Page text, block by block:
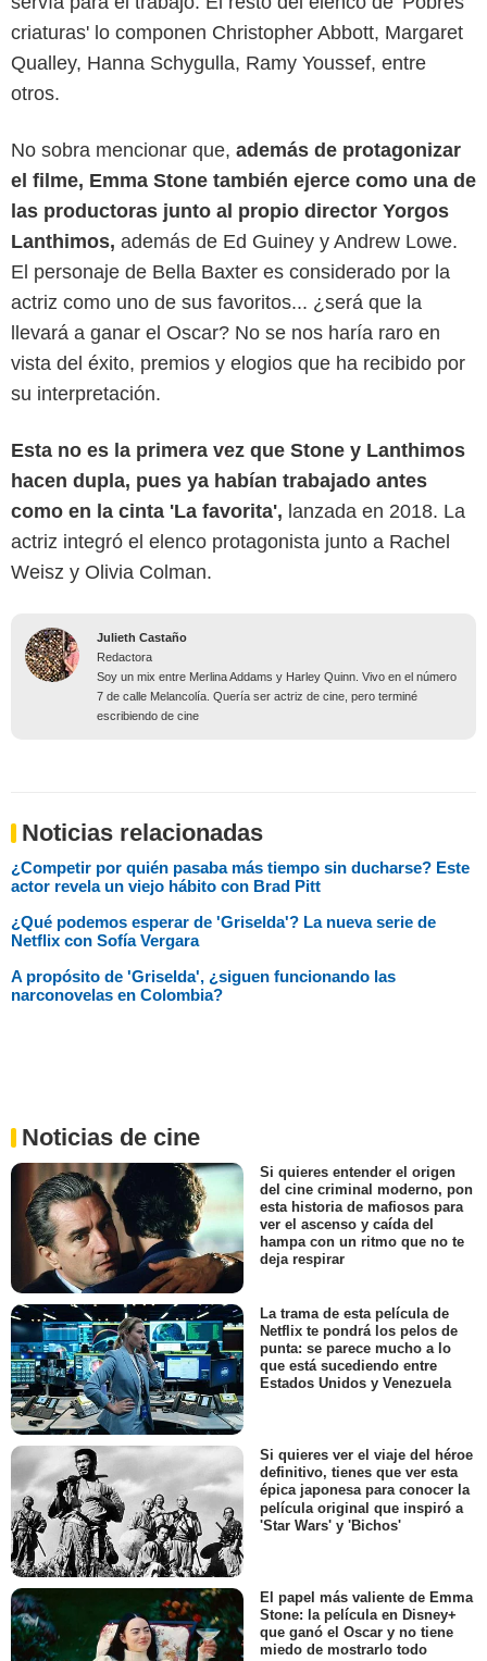
criaturas' lo componen Christopher Abbott, Margaret
Qualley, Hanna Schygulla, Ramy Youssef, entre
otros.
No sobra mencionar que, además de protagonizar
el filme, Emma Stone también ejerce como una de
las productoras junto al propio director Yorgos
Lanthimos, además de Ed Guiney y Andrew Lowe.
El personaje de Bella Baxter es considerado por la
actriz como uno de sus favoritos... ¿será que la
llevará a ganar el Oscar? No se nos haría raro en
vista del éxito, premios y elogios que ha recibido por
su interpretación.
Esta no es la primera vez que Stone y Lanthimos
hacen dupla, pues ya habían trabajado antes
como en la cinta 'La favorita', lanzada en 2018. La
actriz integró el elenco protagonista junto a Rachel
Weisz y Olivia Colman.
Julieth Castaño
Redactora
Soy un mix entre Merlina Addams y Harley Quinn. Vivo en el número
7 de calle Melancolía. Quería ser actriz de cine, pero terminé
escribiendo de cine
Noticias relacionadas
¿Competir por quién pasaba más tiempo sin ducharse? Este
actor revela un viejo hábito con Brad Pitt
¿Qué podemos esperar de 'Griselda'? La nueva serie de
Netflix con Sofía Vergara
A propósito de 'Griselda', ¿siguen funcionando las
narconovelas en Colombia?
Noticias de cine
Si quieres entender el origen
del cine criminal moderno, pon
esta historia de mafiosos para
ver el ascenso y caída del
hampa con un ritmo que no te
deja respirar
La trama de esta película de
Netflix te pondrá los pelos de
punta: se parece mucho a lo
que está sucediendo entre
Estados Unidos y Venezuela
Si quieres ver el viaje del héroe
definitivo, tienes que ver esta
épica japonesa para conocer la
película original que inspiró a
'Star Wars' y 'Bichos'
El papel más valiente de Emma
Stone: la película en Disney+
que ganó el Oscar y no tiene
miedo de mostrarlo todo